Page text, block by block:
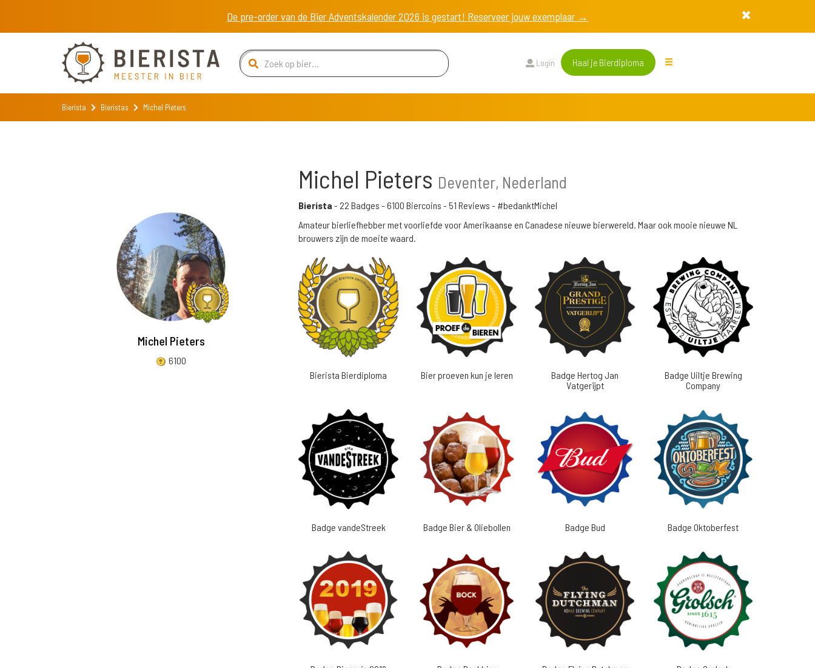
De pre-order van de Bier Adventskalender 2026 is gestart! Reserveer jouw exemplaar →
Login Haal je Bierdiploma
Bierista Bieristas Michel Pieters
Michel Pieters
6100
Michel Pieters Deventer, Nederland
Bierista - 22 Badges - 6100 Biercoins - 51 Reviews - #bedanktMichel
Amateur bierliefhebber met voorliefde voor Amerikaanse en Canadese nieuwe bierwereld. Maar ook mooie nieuwe NL
brouwers zijn de moeite waard.
Bierista Bierdiploma Bier proeven kun je leren
Badge Hertog Jan
Vatgerijpt
Badge Uiltje Brewing
Company
Badge vandeStreek Badge Bier & Oliebollen Badge Bud Badge Oktoberfest